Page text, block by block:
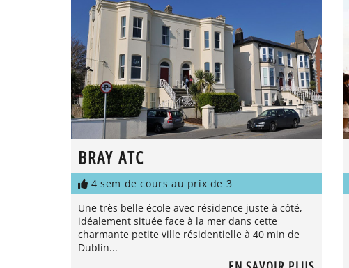
BRAY ATC
4 sem de cours au prix de 3
Une très belle école avec résidence juste à côté,
idéalement située face à la mer dans cette
charmante petite ville résidentielle à 40 min de
Dublin...